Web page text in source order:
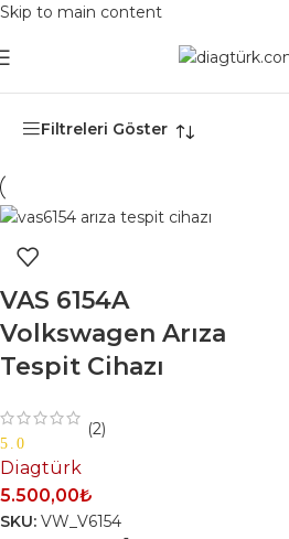
Skip to main content
Filtreleri Göster
VAS 6154A
Volkswagen Arıza
Tespit Cihazı
5.0
(2)
Diagtürk
5.500,00₺
SKU: VW_V6154